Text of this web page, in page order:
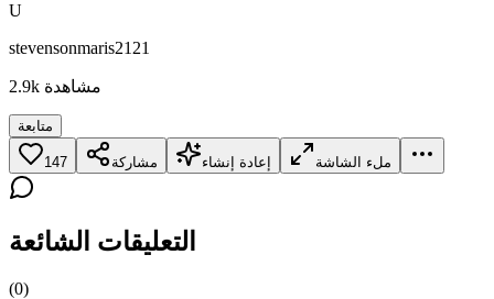
U
stevensonmaris2121
2.9k مشاهدة
متابعة
147 مشاركة إعادة إنشاء ملء الشاشة
التعليقات الشائعة
(0)